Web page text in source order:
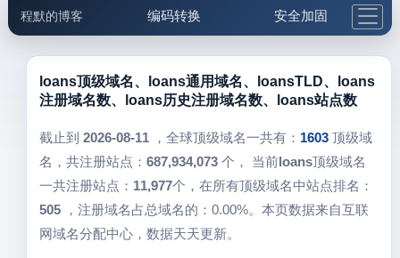
程默的博客 编码转换 安全加固
邮件工具 生活便民 更多工具
5.1支付宝大红包
loans顶级域名、loans通用域名、loansTLD、loans
注册域名数、loans历史注册域名数、loans站点数
截止到 2026-08-11，全球顶级域名一共有： 1603 顶级域
名，共注册站点： 687,934,073 个， 当前loans顶级域名
一共注册站点： 11,977个，在所有顶级域名中站点排名：
505，注册域名占总域名的：0.00%。本页数据来自互联
网域名分配中心，数据天天更新。